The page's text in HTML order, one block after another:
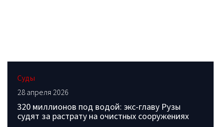
Суды
28 апреля 2026
320 миллионов под водой: экс-главу Рузы
судят за растрату на очистных сооружениях